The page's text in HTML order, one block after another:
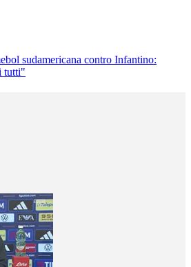
sudamericana contro Infantino:
tutti"